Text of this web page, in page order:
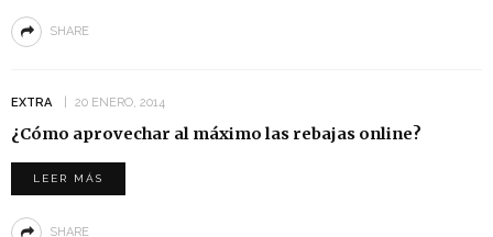
SHARE
EXTRA 20 ENERO, 2014
¿Cómo aprovechar al máximo las rebajas online?
LEER MÁS
SHARE